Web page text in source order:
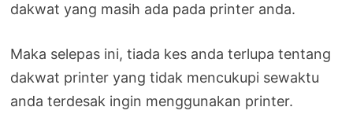
dakwat yang masih ada pada printer anda.
Maka selepas ini, tiada kes anda terlupa tentang
dakwat printer yang tidak mencukupi sewaktu
anda terdesak ingin menggunakan printer.